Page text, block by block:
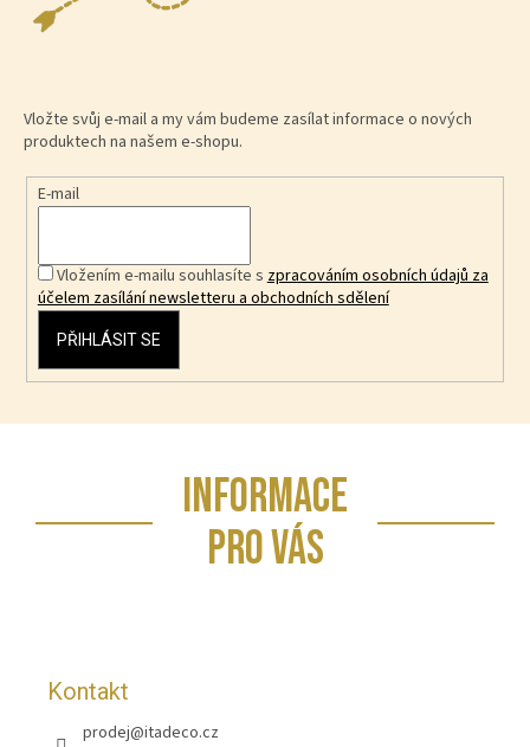
Vložte svůj e-mail a my vám budeme zasílat informace o nových
produktech na našem e-shopu.
E-mail
Vložením e-mailu souhlasíte s zpracováním osobních údajů za
účelem zasílání newsletteru a obchodních sdělení
PŘIHLÁSIT SE
INFORMACE
PRO VÁS
Kontakt
prodej@itadeco.cz